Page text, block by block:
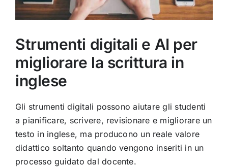
Strumenti digitali e AI per
migliorare la scrittura in
inglese
Gli strumenti digitali possono aiutare gli studenti
a pianificare, scrivere, revisionare e migliorare un
testo in inglese, ma producono un reale valore
didattico soltanto quando vengono inseriti in un
processo guidato dal docente.